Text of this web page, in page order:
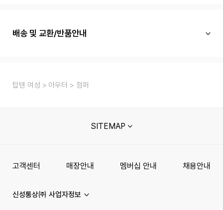
배송 및 교환/반품안내
탑텐 여성 아우터 점퍼
SITEMAP
고객센터 매장안내 멤버십 안내 채용안내
신성통상㈜ 사업자정보